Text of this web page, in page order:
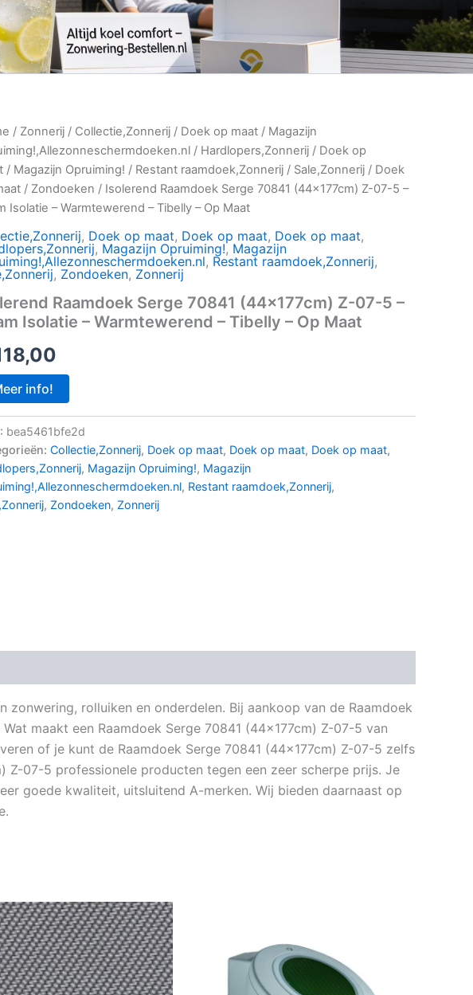
/ Zonnerij / Collectie,Zonnerij / Doek op maat / Magazijn
/ Hardlopers,Zonnerij / Doek op
/ Magazijn Opruiming! / Restant raamdoek,Zonnerij / Sale,Zonnerij / Doek
/ Zondoeken / Isolerend Raamdoek Serge 70841 (44x177cm) Z-07-5 –
Isolatie – Warmtewerend – Tibelly – Op Maat
, Doek op maat, Doek op maat, Doek op maat,
, Magazijn Opruiming!, Magazijn
, Restant raamdoek,Zonnerij,
, Zondoeken, Zonnerij
Raamdoek Serge 70841 (44x177cm) Z-07-5 –
Isolatie – Warmtewerend – Tibelly – Op Maat
info!
bea5461bfe2d
Collectie,Zonnerij, Doek op maat, Doek op maat, Doek op maat,
, Magazijn Opruiming!, Magazijn
, Restant raamdoek,Zonnerij,
, Zondoeken, Zonnerij
rolluiken en onderdelen. Bij aankoop van de Raamdoek
maakt een Raamdoek Serge 70841 (44x177cm) Z-07-5 van
of je kunt de Raamdoek Serge 70841 (44x177cm) Z-07-5 zelfs
Z-07-5 professionele producten tegen een zeer scherpe prijs. Je
goede kwaliteit, uitsluitend A-merken. Wij bieden daarnaast op